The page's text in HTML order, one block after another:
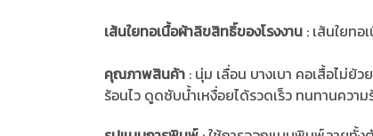
เส้นใยทอเนื้อผ้าลิขสิทธิ์ของโรงงาน : เส้นใยท
คุณภาพสินค้า : นุ่ม เลื่อน บางเบา คอเสื้อไม่ย้
ร้อนไว ดูดซับน้ำเหงื่อยได้รวดเร็ว ทนทานควา